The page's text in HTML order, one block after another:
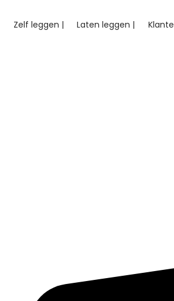
Zelf leggen | Laten leggen |